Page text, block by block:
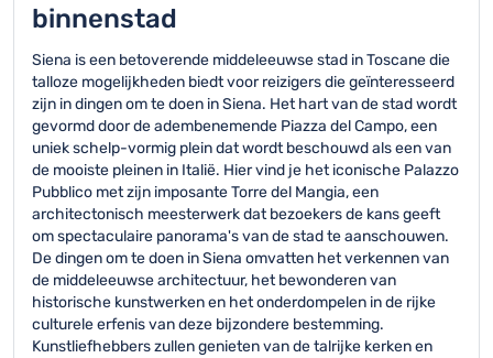
binnenstad
Siena is een betoverende middeleeuwse stad in Toscane die
talloze mogelijkheden biedt voor reizigers die geïnteresseerd
zijn in dingen om te doen in Siena. Het hart van de stad wordt
gevormd door de adembenemende Piazza del Campo, een
uniek schelp-vormig plein dat wordt beschouwd als een van
de mooiste pleinen in Italië. Hier vind je het iconische Palazzo
Pubblico met zijn imposante Torre del Mangia, een
architectonisch meesterwerk dat bezoekers de kans geeft
om spectaculaire panorama's van de stad te aanschouwen.
De dingen om te doen in Siena omvatten het verkennen van
de middeleeuwse architectuur, het bewonderen van
historische kunstwerken en het onderdompelen in de rijke
culturele erfenis van deze bijzondere bestemming.
Kunstliefhebbers zullen genieten van de talrijke kerken en